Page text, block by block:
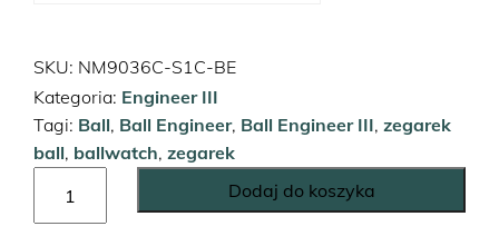
SKU: NM9036C-S1C-BE
Kategoria: Engineer III
Tagi: Ball, Ball Engineer, Ball Engineer III, zegarek
ball, ballwatch, zegarek
Engineer
Dodaj do koszyka